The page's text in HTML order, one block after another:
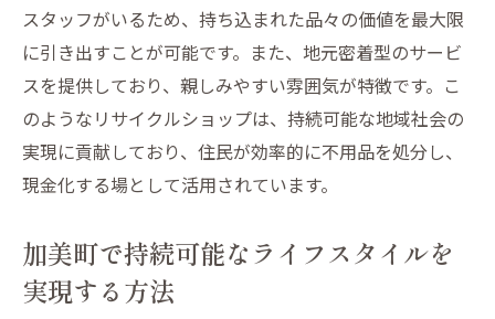
スタッフがいるため、持ち込まれた品々の価値を最大限
に引き出すことが可能です。また、地元密着型のサービ
スを提供しており、親しみやすい雰囲気が特徴です。こ
のようなリサイクルショップは、持続可能な地域社会の
実現に貢献しており、住民が効率的に不用品を処分し、
現金化する場として活用されています。
加美町で持続可能なライフスタイルを
実現する方法